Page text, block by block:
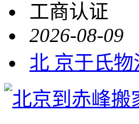
工商认证
2026-08-09
北 京于氏